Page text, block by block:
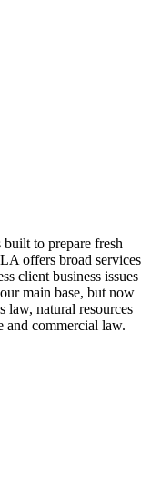
to prepare fresh
offers broad services
client business issues
main base, but now
law, natural resources
and commercial law.